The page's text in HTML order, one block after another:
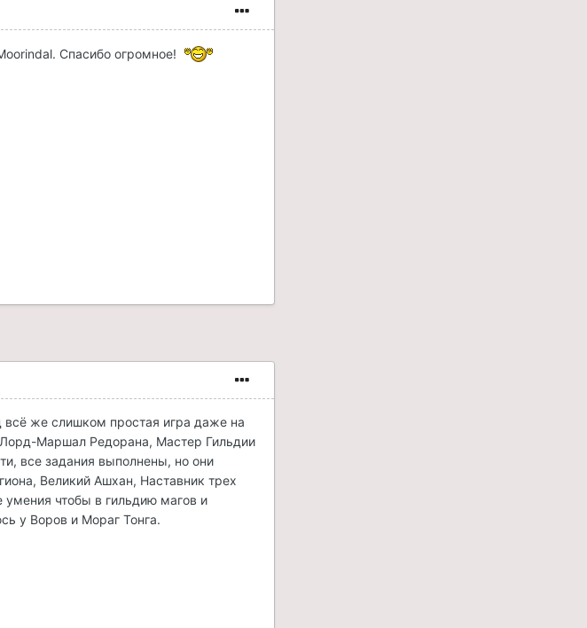
Спасибо огромное!
всё же слишком простая игра даже на
Маршал Редорана, Мастер Гильдии
все задания выполнены, но они
Великий Ашхан, Наставник трех
чтобы в гильдию магов и
у Воров и Мораг Тонга.